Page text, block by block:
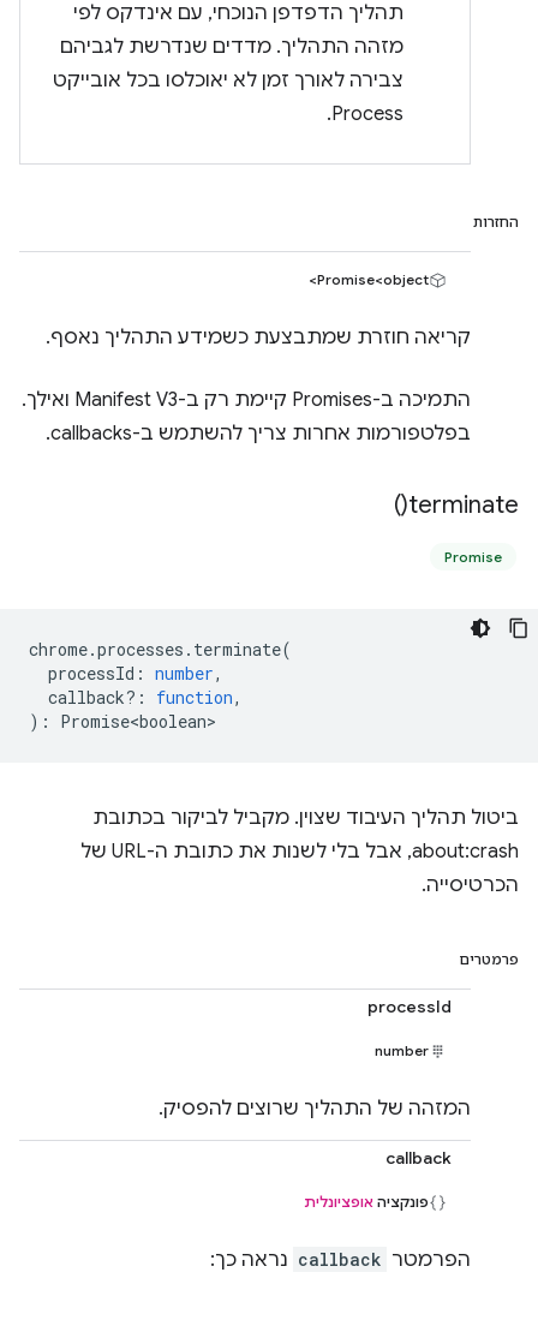
תהליך הדפדפן הנוכחי, עם אינדקס לפי
מזהה התהליך. מדדים שנדרשת לגביהם
צבירה לאורך זמן לא יאוכלסו בכל אובייקט
Process.
החזרות
Promise<object>
קריאה חוזרת שמתבצעת כשמידע התהליך נאסף.
התמיכה ב-Promises קיימת רק ב-Manifest V3 ואילך.
בפלטפורמות אחרות צריך להשתמש ב-callbacks.
terminate(
)
Promise
chrome.processes . terminate(
processId : number,
callback? : function,
) : Promise<boolean>
ביטול תהליך העיבוד שצוין. מקביל לביקור בכתובת
about:crash, אבל בלי לשנות את כתובת ה-URL של
הכרטיסייה.
פרמטרים
processId
number
המזהה של התהליך שרוצים להפסיק.
callback
פונקציה אופציונלית
הפרמטר callback נראה כך: